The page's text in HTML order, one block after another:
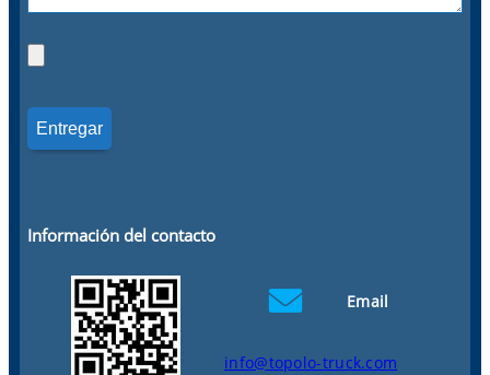
Información del contacto
Email
info@topolo-truck.com